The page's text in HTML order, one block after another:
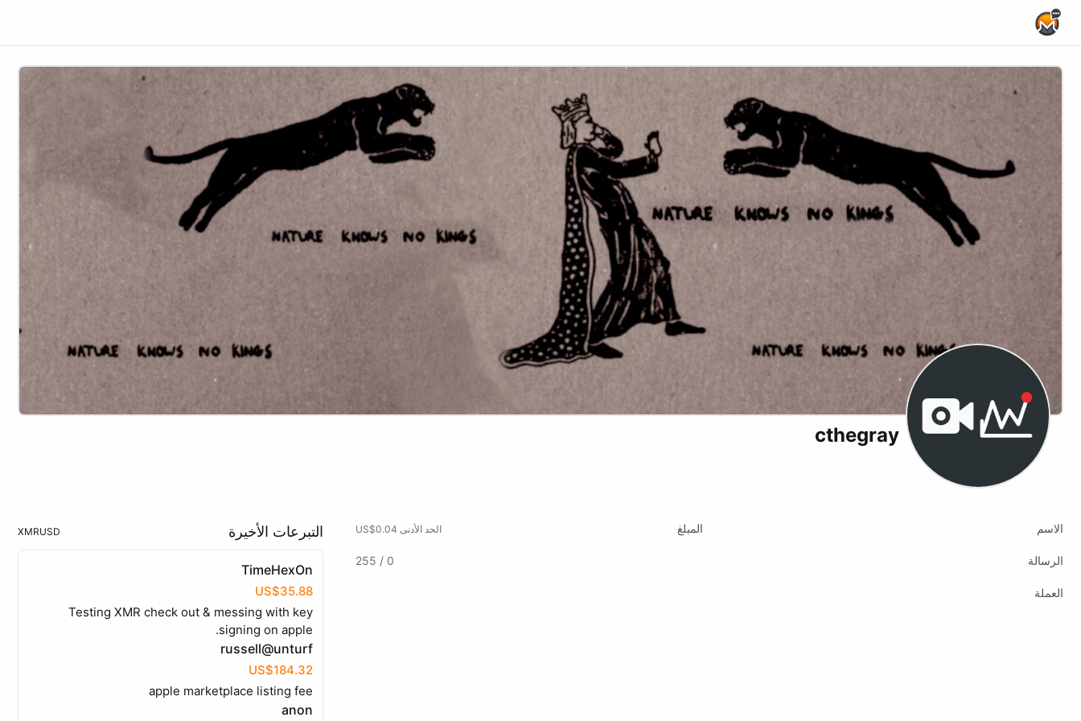
cthegray
الاسم المبلغ الحد الأدنى US$0.04
الرسالة 0 / 255
العملة
التبرعات الأخيرة USD
XMR
TimeHexOn
US$35.88
Testing XMR check out & messing with key
signing on apple.
russell@unturf
US$184.32
apple marketplace listing fee
anon